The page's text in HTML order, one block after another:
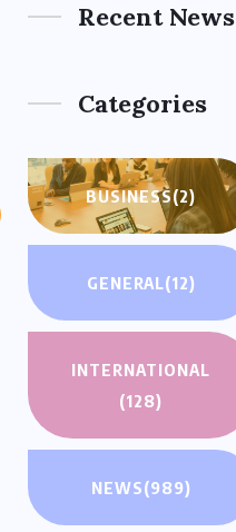
Recent News
Categories
BUSINESS(2)
GENERAL(12)
INTERNATIONAL
(128)
NEWS(989)